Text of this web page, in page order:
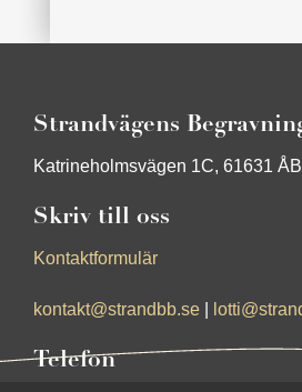
Strandvägens
Katrineholmsvägen 1C, 61631
Skriv till oss
Kontaktformulär
kontakt@strandbb.se
Telefon